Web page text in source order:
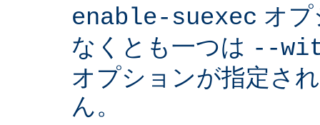
enable-suexec オ
なくとも一つは --
オプションが指定さ
ん。